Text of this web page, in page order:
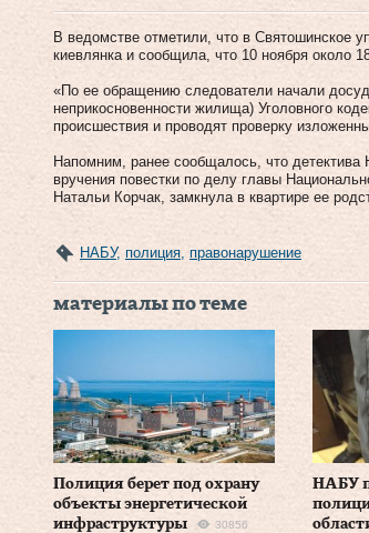
В ведомстве отметили, что в Святошинское
киевлянка и сообщила, что 10 ноября около
«По ее обращению следователи начали
неприкосновенности жилища) Уголовного
происшествия и проводят проверку
Напомним, ранее сообщалось, что детектива
вручения повестки по делу главы
Натальи Корчак, замкнула в квартире ее
НАБУ, полиция правонарушение
материалы по теме
Полиция берет под охрану
объекты энергетической
инфраструктуры
30856
НАБУ